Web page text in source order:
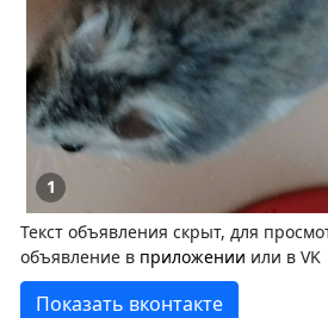
1
Текст объявления скрыт, для
объявление в приложении или в VK
Показать вконтакте